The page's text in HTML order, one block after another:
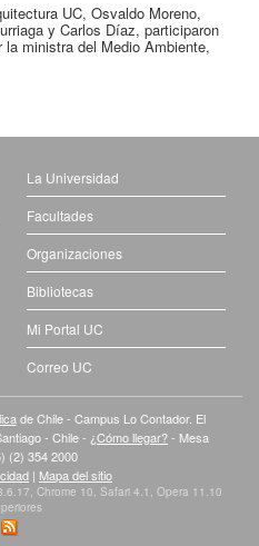
UC, Osvaldo Moreno,
y Carlos Díaz, participaron
ministra del Medio Ambiente,
La Universidad
Facultades
Organizaciones
Bibliotecas
Mi Portal UC
Correo UC
de Chile - Campus Lo Contador. El
- Chile - ¿Cómo llegar?- Mesa
(2) 354 2000
| Mapa del sitio
Chrome 10, Safari 4.1, Opera 11.10